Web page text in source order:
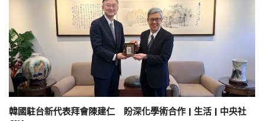
韓國駐台新代表拜會陳建仁 盼深化學術合作 | 生活 | 中央社